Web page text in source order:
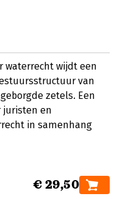
waterrecht wijdt een
van
zetels. Een
juristen en
in samenhang
€ 29,50